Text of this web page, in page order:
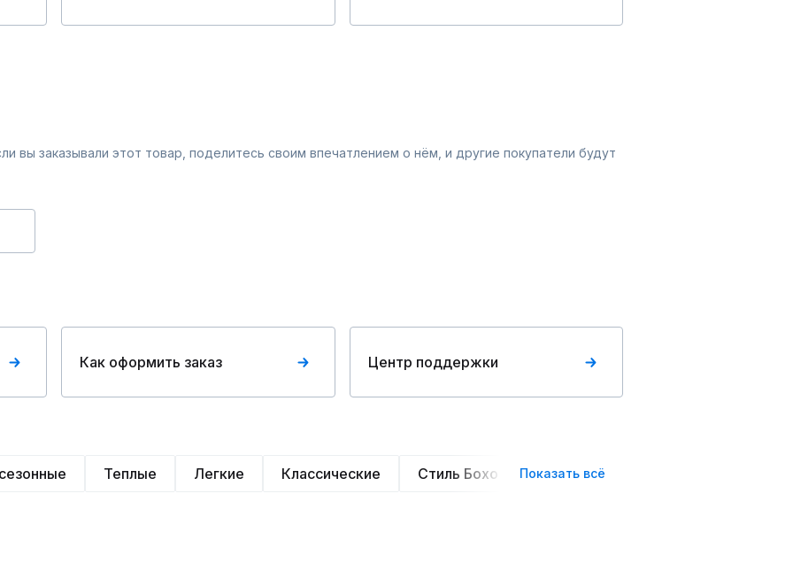
вы заказывали этот товар, поделитесь своим впечатлением о нём, и другие покупатели будут
Как оформить заказ Центр поддержки
Теплые Легкие Классические Стиль Бохо Элегантные
Показать всё